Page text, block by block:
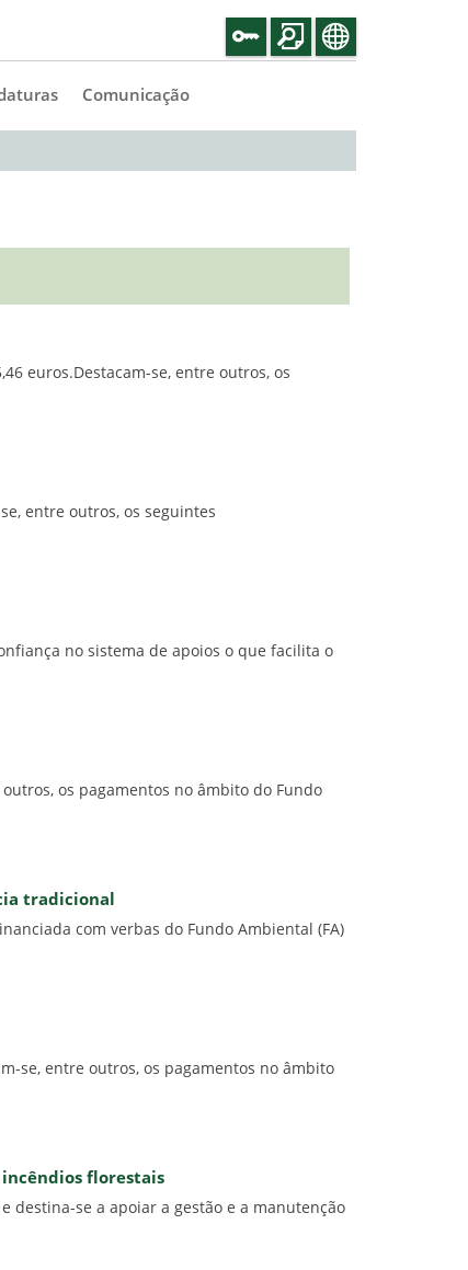
Comunicação
euros.Destacam-se, entre outros, os
entre outros, os seguintes
no sistema de apoios o que facilita o
os pagamentos no âmbito do Fundo
tradicional
com verbas do Fundo Ambiental (FA)
se, entre outros, os pagamentos no âmbito
incêndios florestais
destina-se a apoiar a gestão e a manutenção